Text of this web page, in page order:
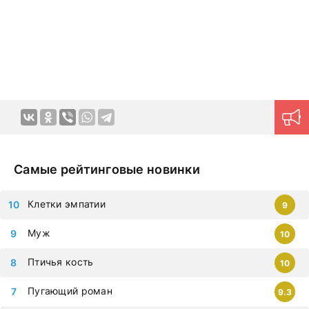
планшет.
Самые рейтинговые новинки
Пугающий роман 9.3
Птичья кость 10
Муж 10
Клетки эмпатии 9